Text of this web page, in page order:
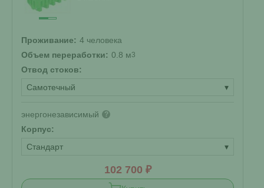
Проживание: 4 человека
Объем переработки: 0.8 м3
Отвод стоков:
Самотечный
▾
энергонезависимый ?
Корпус:
Стандарт
▾
102 700 ₽